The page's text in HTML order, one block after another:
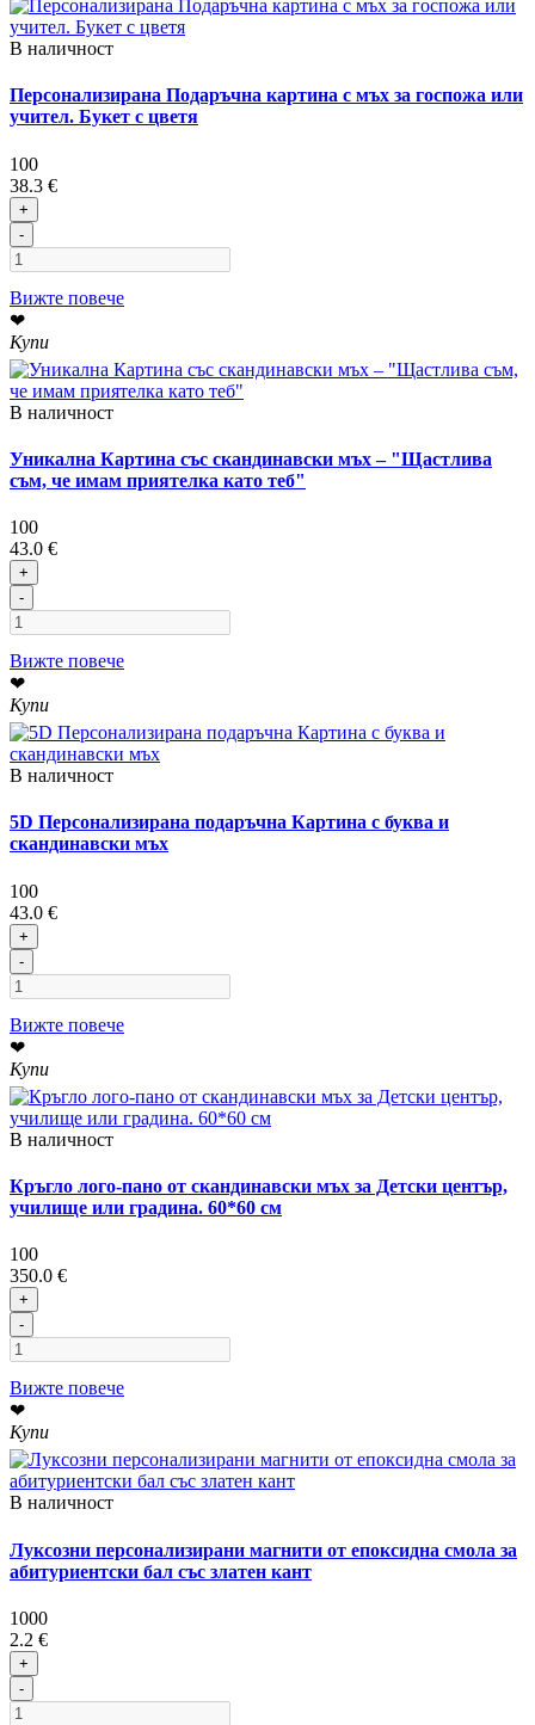
В наличност
Персонализирана Подаръчна картина с мъх за госпожа или
учител. Букет с цветя
100
38.3 €
+
-
Вижте повече
❤
Купи
В наличност
Уникална Картина със скандинавски мъх – "Щастлива
съм, че имам приятелка като теб"
100
43.0 €
+
-
Вижте повече
❤
Купи
В наличност
5D Персонализирана подаръчна Картина с буква и
скандинавски мъх
100
43.0 €
+
-
Вижте повече
❤
Купи
В наличност
Кръгло лого-пано от скандинавски мъх за Детски център,
училище или градина. 60*60 см
100
350.0 €
+
-
Вижте повече
❤
Купи
В наличност
Луксозни персонализирани магнити от епоксидна смола за
абитуриентски бал със златен кант
1000
2.2 €
+
-